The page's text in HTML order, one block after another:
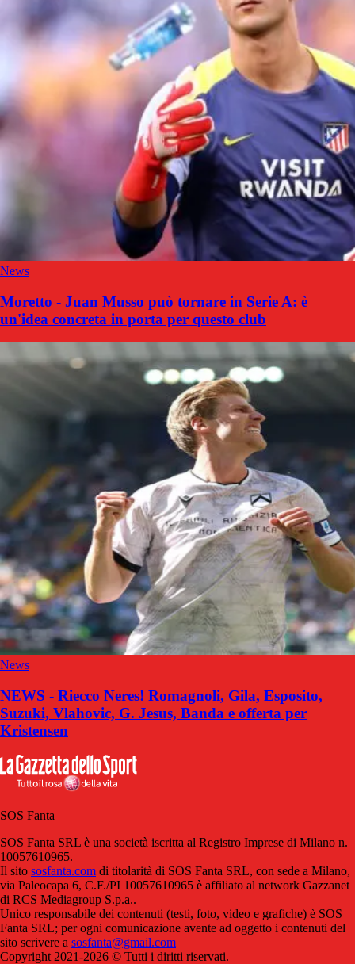
News
Moretto - Juan Musso può tornare in Serie A: è
un'idea concreta in porta per questo club
News
NEWS - Riecco Neres! Romagnoli, Gila, Esposito,
Suzuki, Vlahovic, G. Jesus, Banda e offerta per
Kristensen
SOS Fanta
SOS Fanta SRL è una società iscritta al Registro Imprese di Milano n.
10057610965.
Il sito sosfanta.com di titolarità di SOS Fanta SRL, con sede a Milano,
via Paleocapa 6, C.F./PI 10057610965 è affiliato al network Gazzanet
di RCS Mediagroup S.p.a..
Unico responsabile dei contenuti (testi, foto, video e grafiche) è SOS
Fanta SRL; per ogni comunicazione avente ad oggetto i contenuti del
sito scrivere a sosfanta@gmail.com
Copyright 2021-2026 © Tutti i diritti riservati.